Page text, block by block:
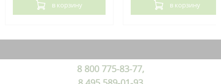
в корзину в корзину
8 800 775-83-77,